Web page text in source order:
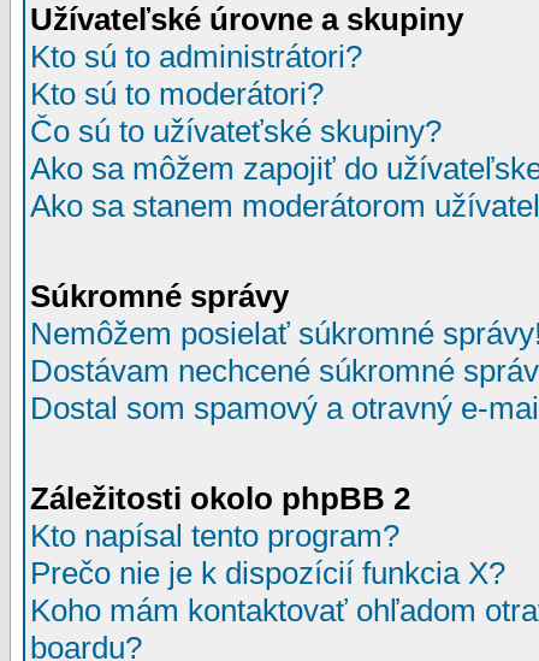
Užívateľské úrovne a skupiny
Kto sú to administrátori?
Kto sú to moderátori?
Čo sú to užívateťské skupiny?
Ako sa môžem zapojiť do
Ako sa stanem moderátorom
Súkromné správy
Nemôžem posielať súkromné
Dostávam nechcené súkromné
Dostal som spamový a otravný e-
Záležitosti okolo phpBB 2
Kto napísal tento program?
Prečo nie je k dispozícií funkcia X?
Koho mám kontaktovať ohľadom
boardu?